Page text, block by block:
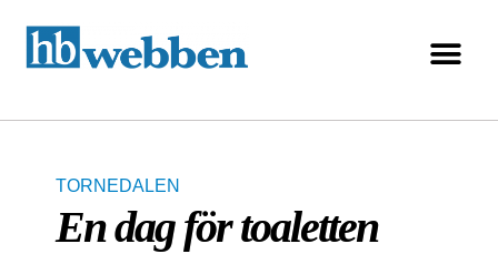
TORNEDALEN
En dag för toaletten